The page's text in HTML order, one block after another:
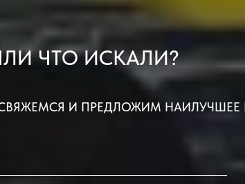
ЧТО ИСКАЛИ?
И ПРЕДЛОЖИМ НАИЛУЧШЕЕ